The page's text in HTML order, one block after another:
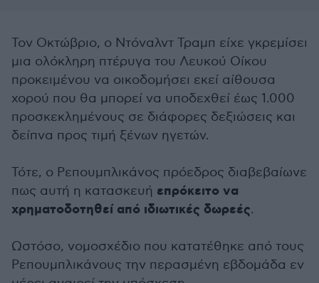
Τον Οκτώβριο, ο Ντόναλντ Τραμπ είχε γκρεμίσει
μια ολόκληρη πτέρυγα του Λευκού Οίκου
προκειμένου να οικοδομήσει εκεί αίθουσα
χορού που θα μπορεί να υποδεχθεί έως 1.000
προσκεκλημένους σε διάφορες δεξιώσεις και
δείπνα προς τιμή ξένων ηγετών.
Τότε, ο Ρεπουμπλικάνος πρόεδρος διαβεβαίωνε
πως αυτή η κατασκευή επρόκειτο να
χρηματοδοτηθεί από ιδιωτικές δωρεές.
Ωστόσο, νομοσχέδιο που κατατέθηκε από τους
Ρεπουμπλικάνους την περασμένη εβδομάδα εν